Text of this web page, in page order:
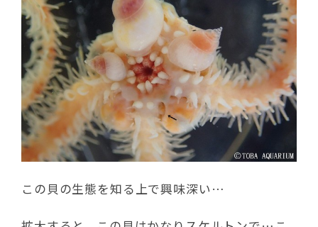
この貝の生態を知る上で興味深い…